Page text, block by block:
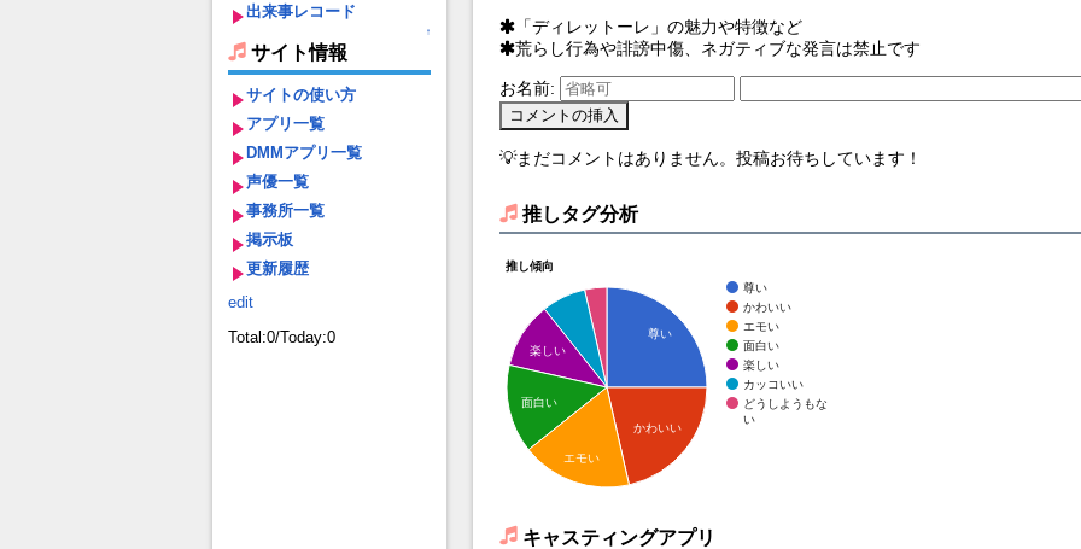
出来事レコード
↑
サイト情報
サイトの使い方
アプリ一覧
DMMアプリ一覧
声優一覧
事務所一覧
掲示板
更新履歴
edit
Total:0/Today:0
「ディレットーレ」の魅力や特徴など
荒らし行為や誹謗中傷、ネガティブな発言は禁止です
お名前:
💡まだコメントはありません。投稿お待ちしています！
推しタグ分析
推し傾向
尊い
かわいい
エモい
面白い
楽しい
カッコいい
どうしようもな
い
尊い
かわいい
楽しい
面白い
エモい
キャスティングアプリ